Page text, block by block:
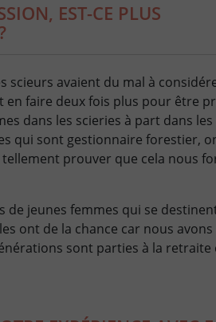
EST-CE PLUS
scieurs avaient du mal à
en faire deux fois plus pour être
dans les scieries à part dans
qui sont gestionnaire forestier,
prouver que cela nous
de jeunes femmes qui se
ont de la chance car nous avons
sont parties à la